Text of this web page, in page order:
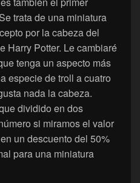
trata de una miniatura
por la cabeza del
Harry Potter. Le cambiaré
tenga un aspecto más
especie de troll a cuatro
nada la cabeza.
dividido en dos
si miramos el valor
un descuento del 50%
para una miniatura